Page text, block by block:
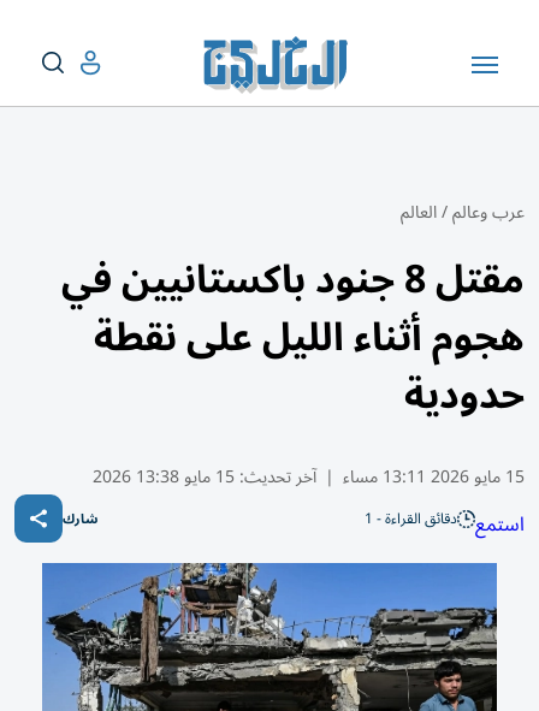
عرب وعالم/العالم
مقتل 8 جنود باكستانيين في
هجوم أثناء الليل على نقطة
حدودية
15 مايو 2026 13:11 مساء | آخر تحديث:15 مايو 13:38 2026
استمع دقائق القراءة - 1 شارك